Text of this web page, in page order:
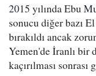
2015 yılında Ebu
sonucu diğer bazı
bırakıldı ancak
Yemen'de İranlı bir
kaçırılması